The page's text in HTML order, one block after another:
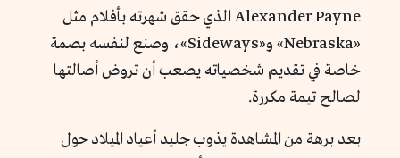
Alexander Payne الذي حقق شهرته بأفلام مثل
«Nebraska» و«Sideways»، وصنع لنفسه بصمة
خاصة في تقديم شخصياته يصعب أن تروض أصالتها
لصالح تيمة مكررة.
بعد برهة من المشاهدة يذوب جليد أعياد الميلاد حول